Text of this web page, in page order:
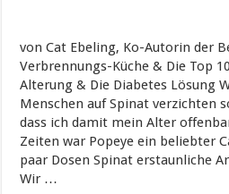
von Cat Ebeling, Ko-Autorin der
Verbrennungs-Küche & Die Top
Alterung & Die Diabetes Lösung
Menschen auf Spinat verzichten
dass ich damit mein Alter
Zeiten war Popeye ein beliebter
paar Dosen Spinat erstaunliche
Wir …